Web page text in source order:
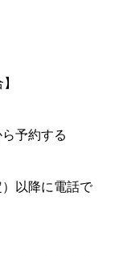
予約する
以降に電話で